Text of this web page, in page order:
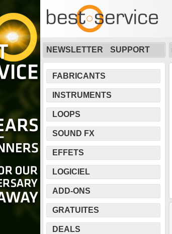
NEWSLETTER SUPPORT
FABRICANTS
INSTRUMENTS
LOOPS
SOUND FX
EFFETS
LOGICIEL
ADD-ONS
GRATUITES
DEALS